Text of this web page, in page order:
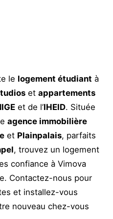
le logement étudiant à
et appartements
et de l’IHEID. Située
agence immobilière
et Plainpalais, parfaits
, trouvez un logement
confiance à Vimova
Contactez-nous pour
et installez-vous
nouveau chez-vous